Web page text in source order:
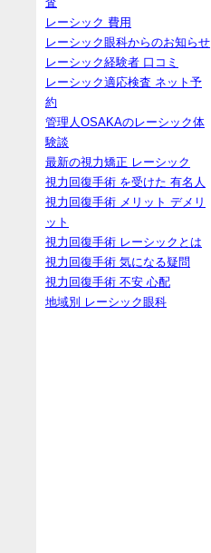
レーシック 費用
レーシック眼科からのお知らせ
レーシック経験者 口コミ
レーシック適応検査 ネット予
約
管理人OSAKAのレーシック体
験談
最新の視力矯正 レーシック
視力回復手術 を受けた 有名人
視力回復手術 メリット デメリ
ット
視力回復手術 レーシックとは
視力回復手術 気になる疑問
視力回復手術 不安 心配
地域別 レーシック眼科